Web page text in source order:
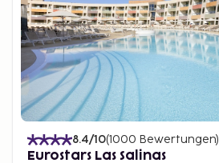
8.4/10(1000 Bewertungen)
Eurostars Las Salinas